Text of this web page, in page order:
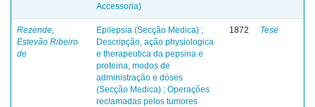
Accessoria)
Rezende,
Estevão Ribeiro
de
Epilepsia (Secção Medica) ;
Descripção, ação physiologica
e therapeutica da pepsina e
proteina, modos de
administração e dóses
(Secção Medica) ; Operações
reclamadas pelos tumores
1872 Tese